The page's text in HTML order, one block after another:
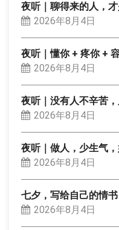
夜听｜聊得来的人，
2026年8月4日
夜听｜懂你 + 疼你 +
2026年8月4日
夜听｜没有人不辛苦
2026年8月4日
夜听｜做人，少生气
2026年8月4日
七夕，写给自己的情书
2026年8月4日